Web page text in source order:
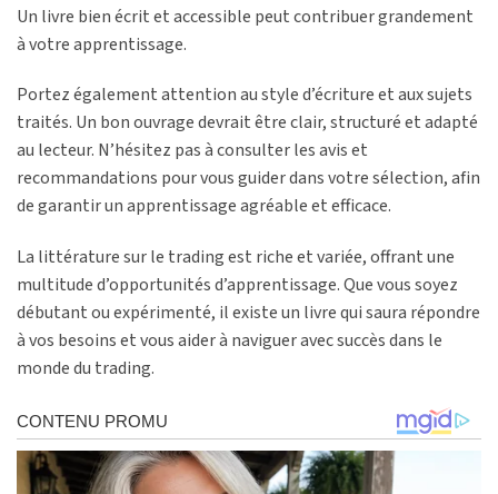
Un livre bien écrit et accessible peut contribuer grandement
à votre apprentissage.
Portez également attention au style d’écriture et aux sujets
traités. Un bon ouvrage devrait être clair, structuré et adapté
au lecteur. N’hésitez pas à consulter les avis et
recommandations pour vous guider dans votre sélection, afin
de garantir un apprentissage agréable et efficace.
La littérature sur le trading est riche et variée, offrant une
multitude d’opportunités d’apprentissage. Que vous soyez
débutant ou expérimenté, il existe un livre qui saura répondre
à vos besoins et vous aider à naviguer avec succès dans le
monde du trading.